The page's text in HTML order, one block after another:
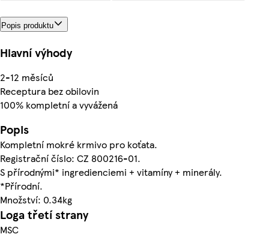
Popis produktu
Hlavní výhody
2-12 měsíců
Receptura bez obilovin
100% kompletní a vyvážená
Popis
Kompletní mokré krmivo pro koťata.
Registrační číslo: CZ 800216-01.
S přírodnými* ingredienciemi + vitamíny + minerály.
*Přírodní.
Množství: 0.34kg
Loga třetí strany
MSC